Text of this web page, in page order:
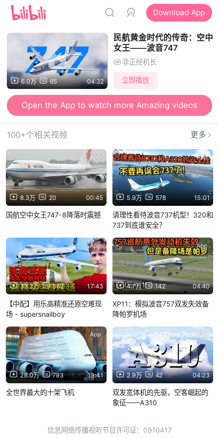
Download App
6.0万 65 04:32
民航黄金时代的传奇：空中
女王——波音747
非正经机长
立即播放
Open the App to watch more Amazing videos
100+个相关视频 更多
8.3万 20 00:45
App
国航空中女王747-8降落时震撼
5.9万 578 15:01
App
请理性看待波音737机型！320和
737到底谁安全？
33.2万 362 17:43
App
【中配】用乐高精准还原空难现
场 - supersnailboy
4.7万 142 04:40
App
XP11：模拟波音757双发失效备
降帕罗机场
28.0万 793 19:41
App
全世界最大的十架飞机
2.9万 42 04:23
App
双发宽体机的先驱，空客崛起的
象征——A310
信息网络传播视听节目许可证：0910417